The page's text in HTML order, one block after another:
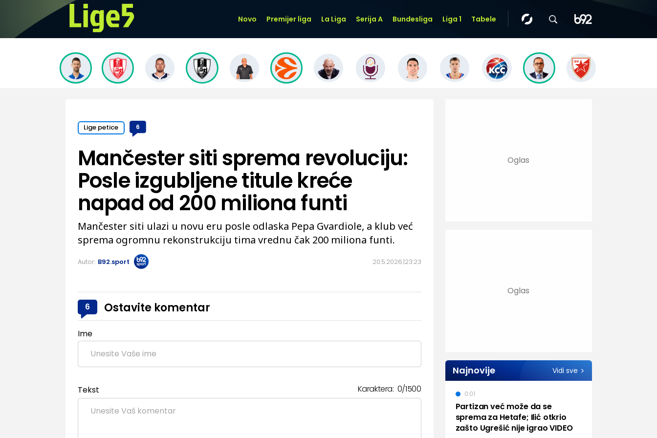
Novo Premijer liga La Liga Serija A Bundesliga Liga 1 Tabele
Lige petice 6
20.5.2026. 23:23
Mančester siti sprema revoluciju:
Posle izgubljene titule kreće
napad od 200 miliona funti
Mančester siti ulazi u novu eru posle odlaska Pepa Gvardiole, a klub već
sprema ogromnu rekonstrukciju tima vrednu čak 200 miliona funti.
Autor: B92.sport
6 Ostavite komentar
Ime
Tekst Karaktera: 0/1500
Najnovije Vidi sve
Partizan već može da se
sprema za Hetafe; Ilić otkrio
zašto Ugrešić nije igrao VIDEO
0:01